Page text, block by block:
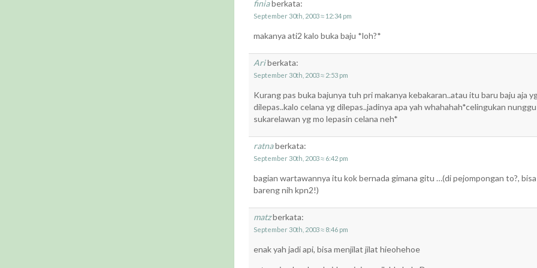
finiaberkata:
September 30th, 2003 ≈ 12:34 pm
makanya ati2 kalo buka baju *loh?*
Ariberkata:
September 30th, 2003 ≈ 2:53 pm
Kurang pas buka bajunya tuh pri makanya kebakaran..atau itu baru baju aja
dilepas..kalo celana yg dilepas..jadinya apa yah whahahah*celingukan nunggu
sukarelawan yg mo lepasin celana neh*
ratnaberkata:
September 30th, 2003 ≈ 6:42 pm
bagian wartawannya itu kok bernada gimana gitu …(di pejompongan to?,
bareng nih kpn2!)
matzberkata:
September 30th, 2003 ≈ 8:46 pm
enak yah jadi api, bisa menjilat jilat hieohehoe